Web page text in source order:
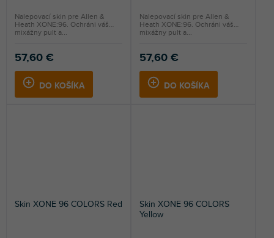
57,60 €
DO KOŠÍKA
Nalepovací skin pre Allen &
Heath XONE:96. Ochráni váš
mixážny pult a...
57,60 €
DO KOŠÍKA
Nalepovací skin pre Allen &
Heath XONE:96. Ochráni váš
mixážny pult a...
Skin XONE 96 COLORS Red
Skin XONE 96 COLORS
Yellow